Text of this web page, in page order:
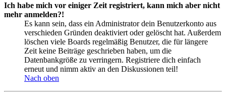
Ich habe mich vor einiger Zeit registriert, kann mich aber nicht
mehr anmelden?!
Es kann sein, dass ein Administrator dein Benutzerkonto aus
verschieden Gründen deaktiviert oder gelöscht hat. Außerdem
löschen viele Boards regelmäßig Benutzer, die für längere
Zeit keine Beiträge geschrieben haben, um die
Datenbankgröße zu verringern. Registriere dich einfach
erneut und nimm aktiv an den Diskussionen teil!
Nach oben